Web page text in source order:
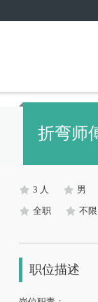
折弯师
3 人
男
全职
不限
职位描述